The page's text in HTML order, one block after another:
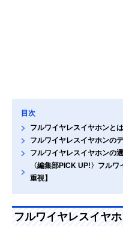
目次
フルワイヤレスイヤホンと
フルワイヤレスイヤホンの
フルワイヤレスイヤホンの
〈編集部PICK UP!〉フル
重視】
フルワイヤレスイヤ